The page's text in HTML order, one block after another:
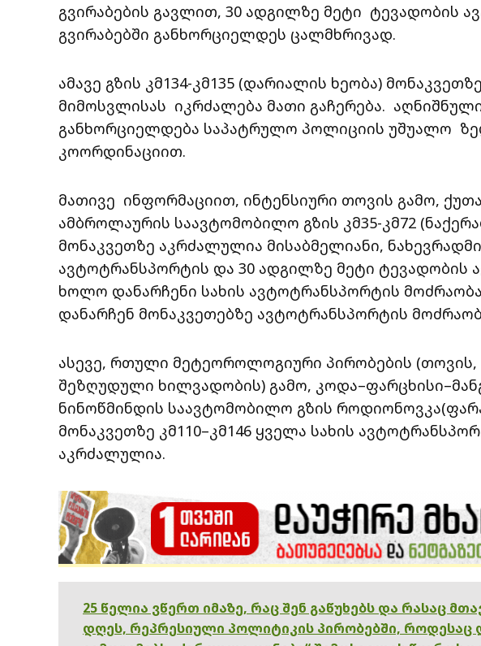
გვირაბების გავლით, 30 ადგილზე მეტი ტევადობის
გვირაბებში განხორციელდეს ცალმხრივად.
ამავე გზის კმ134-კმ135 (დარიალის ხეობა)
მიმოსვლისას იკრძალება მათი გაჩერება.
განხორციელდება საპატრულო პოლიციის უშუალო
კოორდინაციით.
მათივე ინფორმაციით, ინტენსიური თოვის გამო,
ამბროლაურის საავტომობილო გზის კმ35-კმ72
მონაკვეთზე აკრძალულია მისაბმელიანი,
ავტოტრანსპორტის და 30 ადგილზე მეტი ტევადობის
ხოლო დანარჩენი სახის ავტოტრანსპორტის
დანარჩენ მონაკვეთებზე ავტოტრანსპორტის
ასევე, რთული მეტეოროლოგიური პირობების (თოვის,
შეზღუდული ხილვადობის) გამო,
ნინოწმინდის საავტომობილო გზის
მონაკვეთზე კმ110–კმ146 ყველა სახის
აკრძალულია.
25 წელია ვწერთ იმაზე, რაც შენ გაწუხებს და რასაც
დღეს, რეპრესიული პოლიტიკის პირობებში, როდესაც